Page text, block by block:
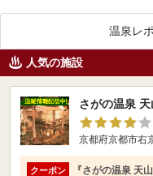
温泉レ
人気の施設
さがの温泉
京都府京都市右
クーポン 『さがの温泉 天